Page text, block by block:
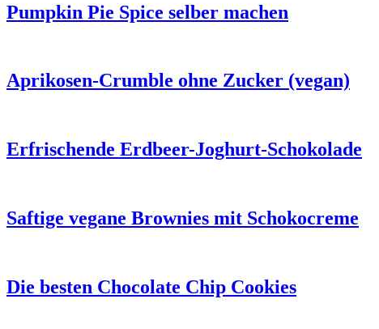
Pumpkin Pie Spice selber machen
Aprikosen-Crumble ohne Zucker (vegan)
Erfrischende Erdbeer-Joghurt-Schokolade
Saftige vegane Brownies mit Schokocreme
Die besten Chocolate Chip Cookies